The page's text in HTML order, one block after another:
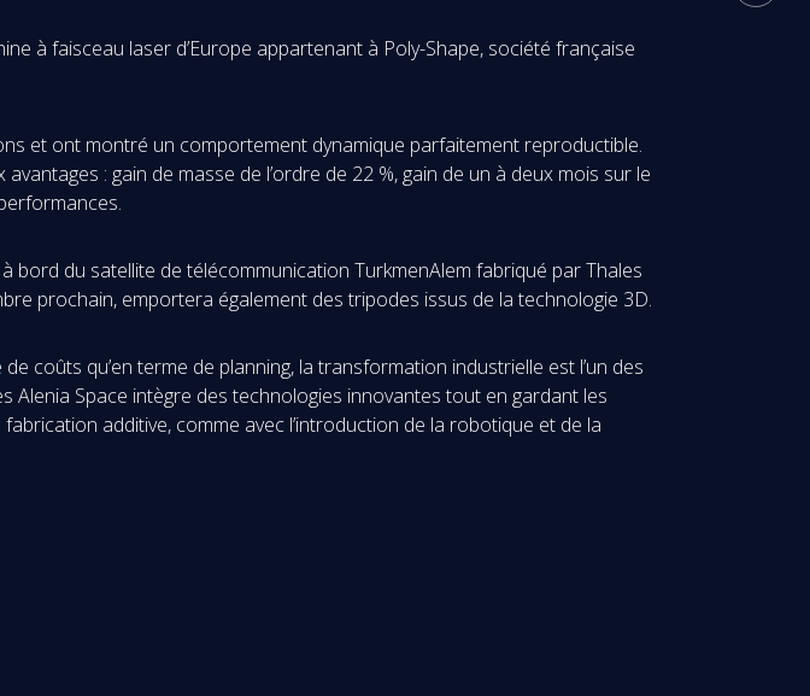
à faisceau laser d’Europe appartenant à Poly-Shape, société française
et ont montré un comportement dynamique parfaitement reproductible.
: gain de masse de l’ordre de 22 %, gain de un à deux mois sur le
bord du satellite de télécommunication TurkmenAlem fabriqué par Thales
prochain, emportera également des tripodes issus de la technologie 3D.
coûts qu’en terme de planning, la transformation industrielle est l’un des
Alenia Space intègre des technologies innovantes tout en gardant les
additive, comme avec l’introduction de la robotique et de la